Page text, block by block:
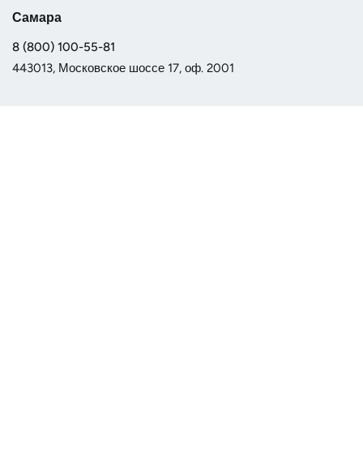
Самара
8 (800) 100-55-81
443013, Московское шоссе 17, оф. 2001